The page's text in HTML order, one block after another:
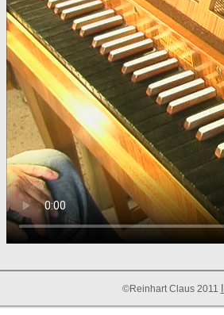
©Reinhart Claus 2011